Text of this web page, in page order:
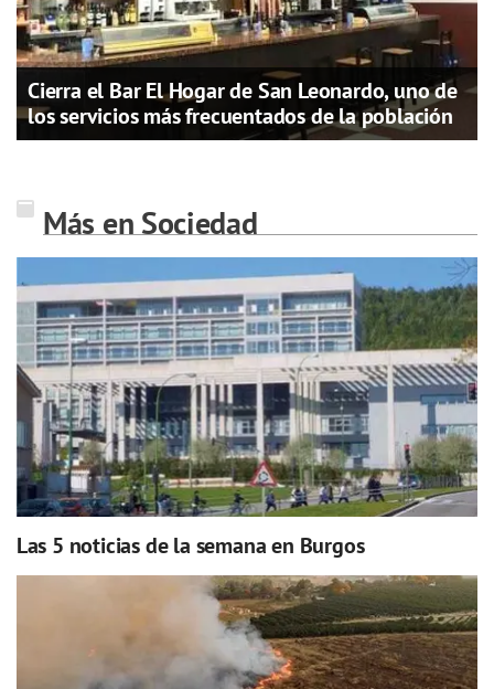
Cierra el Bar El Hogar de San Leonardo, uno de
los servicios más frecuentados de la población
Más en Sociedad
Las 5 noticias de la semana en Burgos